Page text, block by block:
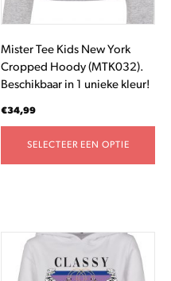
Mister Tee Kids New York
Cropped Hoody (MTK032).
Beschikbaar in 1 unieke kleur!
€34,99
SELECTEER EEN OPTIE
gekozen
op
de
productpagina
product
heeft